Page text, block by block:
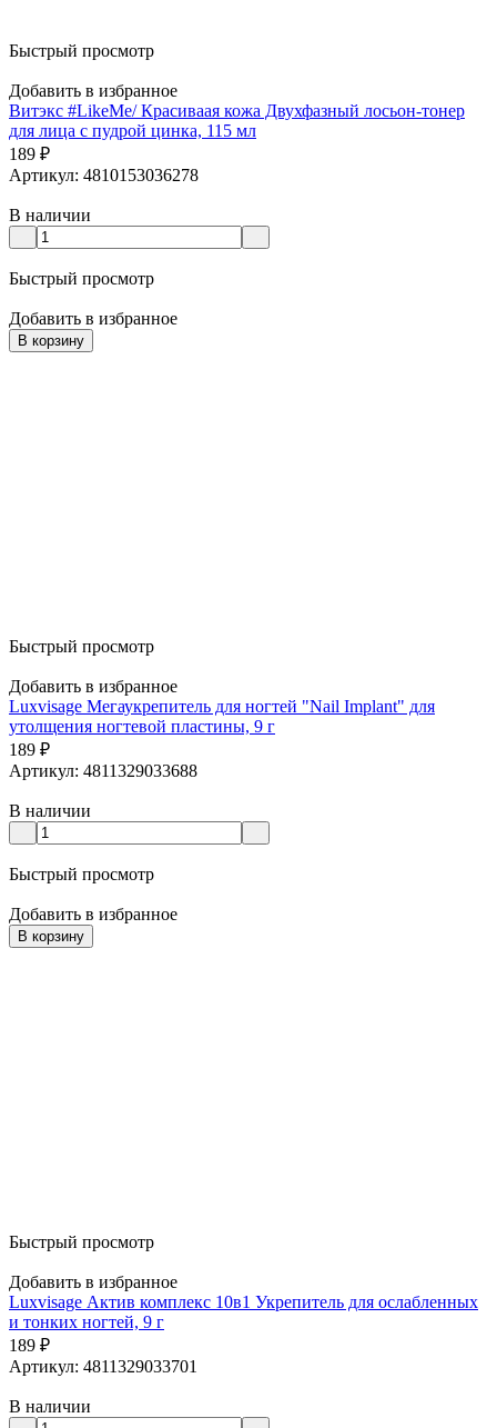
Быстрый просмотр
Добавить в избранное
Витэкс #LikeMe/ Красиваая кожа Двухфазный лосьон-тонер
для лица с пудрой цинка, 115 мл
189 ₽
Артикул: 4810153036278
В наличии
Быстрый просмотр
Добавить в избранное
В корзину
Быстрый просмотр
Добавить в избранное
Luxvisage Мегаукрепитель для ногтей "Nail Implant" для
утолщения ногтевой пластины, 9 г
189 ₽
Артикул: 4811329033688
В наличии
Быстрый просмотр
Добавить в избранное
В корзину
Быстрый просмотр
Добавить в избранное
Luxvisage Актив комплекс 10в1 Укрепитель для ослабленных
и тонких ногтей, 9 г
189 ₽
Артикул: 4811329033701
В наличии